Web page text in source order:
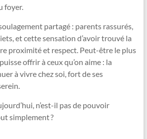
foyer.
partagé : parents rassurés,
et cette sensation d’avoir trouvé la
proximité et respect. Peut-être le plus
offrir à ceux qu’on aime : la
à vivre chez soi, fort de ses
n’est-il pas de pouvoir
simplement ?